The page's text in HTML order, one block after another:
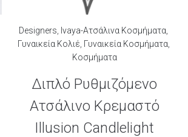
Designers Ivaya-Ατσάλινα Κοσμήματα
Γυναικεία Κολιέ Γυναικεία Κοσμήματα
Κοσμήματα
Διπλό Ρυθμιζόμενο
Ατσάλινο Κρεμαστό
Illusion Candlelight